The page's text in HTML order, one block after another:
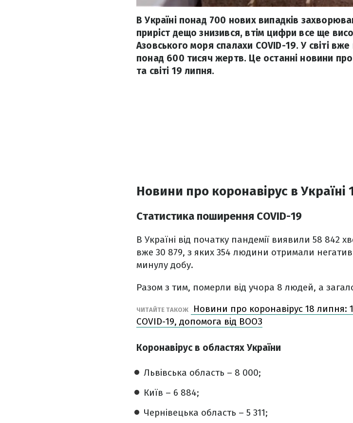
В Україні понад 700 нових випадків
приріст дещо знизився, втім цифри все ще
Азовського моря спалахи COVID-19. У світі
понад 600 тисяч жертв. Це останні новини про
та світі 19 липня.
Новини про коронавірус в Україні
Статистика поширення COVID-19
В Україні від початку пандемії виявили 58 842
вже 30 879, з яких 354 людини отримали
минулу добу.
Разом з тим, померли від учора 8 людей, а
ЧИТАЙТЕ ТАКОЖ
Новини про коронавірус 18 липня:
COVID-19, допомога від ВООЗ
Коронавірус в областях України
Львівська область – 8 000;
Київ – 6 884;
Чернівецька область – 5 311;